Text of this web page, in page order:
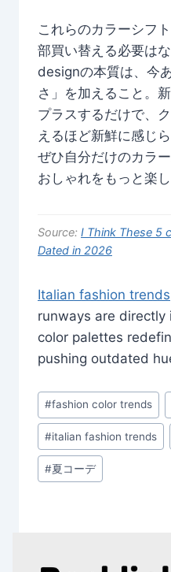
これらのカラーシフ
部買い替える必要はな
designの本質は、今
さ」を加えること。
プラスするだけで、
えるほど新鮮に感じ
ぜひ自分だけのカラ
おしゃれをもっと楽
Source: I Think These 5
Dated in 2026
Italian fashion trends
runways are
color palettes
pushing outdated
Post
Tags:
#fashion color trends
#italian fashion trends
#夏コーデ